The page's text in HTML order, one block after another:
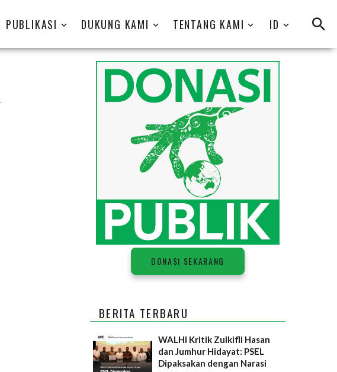
PUBLIKASI DUKUNG KAMI TENTANG KAMI ID
DONASI SEKARANG
BERITA TERBARU
WALHI Kritik Zulkifli Hasan
dan Jumhur Hidayat: PSEL
Dipaksakan dengan Narasi